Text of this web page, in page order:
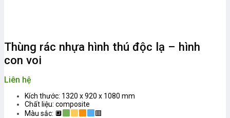
Thùng rác nhựa hình thú độc lạ – hình
con voi
Liên hệ
Kích thước: 1320 x 920 x 1080 mm
Chất liệu: composite
Màu sắc: 🔲
🟥